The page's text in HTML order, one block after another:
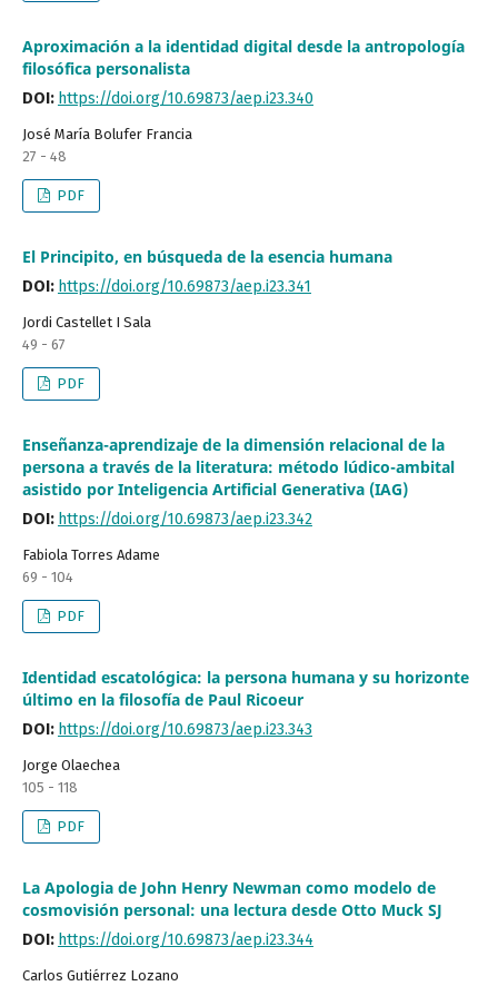
Aproximación a la identidad digital desde la antropología
filosófica personalista
DOI: https://doi.org/10.69873/aep.i23.340
José María Bolufer Francia
27 - 48
PDF
El Principito, en búsqueda de la esencia humana
DOI: https://doi.org/10.69873/aep.i23.341
Jordi Castellet I Sala
49 - 67
PDF
Enseñanza-aprendizaje de la dimensión relacional de la
persona a través de la literatura: método lúdico-ambital
asistido por Inteligencia Artificial Generativa (IAG)
DOI: https://doi.org/10.69873/aep.i23.342
Fabiola Torres Adame
69 - 104
PDF
Identidad escatológica: la persona humana y su horizonte
último en la filosofía de Paul Ricoeur
DOI: https://doi.org/10.69873/aep.i23.343
Jorge Olaechea
105 - 118
PDF
La Apologia de John Henry Newman como modelo de
cosmovisión personal: una lectura desde Otto Muck SJ
DOI: https://doi.org/10.69873/aep.i23.344
Carlos Gutiérrez Lozano